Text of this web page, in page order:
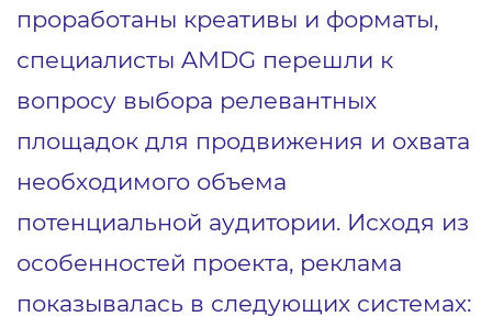
проработаны креативы и форматы,
специалисты AMDG перешли к
вопросу выбора релевантных
площадок для продвижения и охвата
необходимого объема
потенциальной аудитории. Исходя из
особенностей проекта, реклама
показывалась в следующих системах: